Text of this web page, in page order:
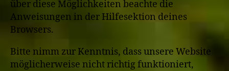
über diese Möglichkeiten beachte die
Anweisungen in der Hilfesektion deines
Browsers.
Bitte nimm zur Kenntnis, dass unsere Website
möglicherweise nicht richtig funktioniert,